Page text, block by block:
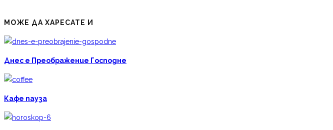
МОЖЕ ДА ХАРЕСАТЕ И
Днес е Преображение Господне
Кафе пауза